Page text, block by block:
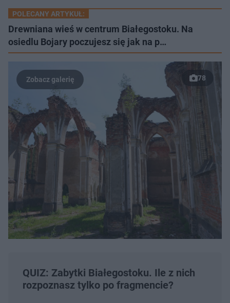
POLECANY ARTYKUŁ:
Drewniana wieś w centrum Białegostoku. Na
osiedlu Bojary poczujesz się jak na p…
78
QUIZ: Zabytki Białegostoku. Ile z nich
rozpoznasz tylko po fragmencie?